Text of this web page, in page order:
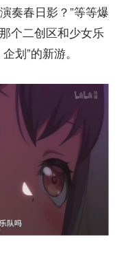
奏春日影？”等等爆
个二创区和少女乐
划”的新游。